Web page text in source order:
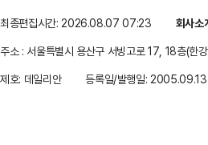
최종편집시간: 2026.08.07 07:23 회사소
주소 : 서울특별시 용산구 서빙고로 17, 18층(한
제호: 데일리안
등록일/발행일: 2005.09.13